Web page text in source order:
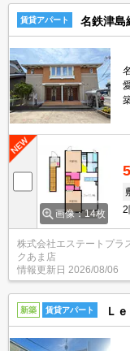
賃貸アパート 名鉄津島
画像：14枚
2
株式会社エステートプラ
クあま店
情報更新日 2026/08/06
新築 賃貸アパート Ｌ